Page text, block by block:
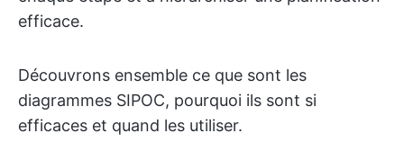
efficace.
Découvrons ensemble ce que sont les
diagrammes SIPOC, pourquoi ils sont si
efficaces et quand les utiliser.